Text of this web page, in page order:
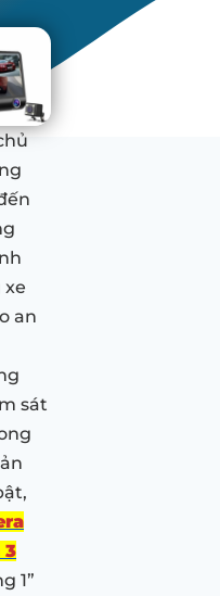
an
sát
3
1”